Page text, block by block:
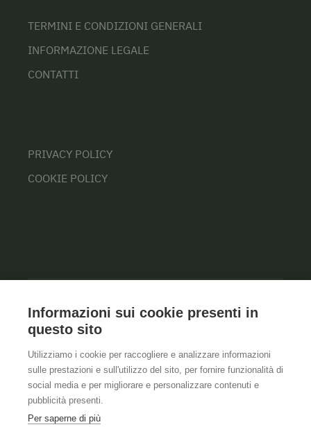
TERMINI E CONDIZIONI GENERALI
INFORMAZIONE LEGALE
CONTATTI
PRIVACY POLICY
COOKIE POLICY
Informazioni sui cookie presenti in
questo sito
Utilizziamo i cookie per raccogliere e analizzare informazioni
sulle prestazioni e sull'utilizzo del sito, per fornire funzionalità di
social media e per migliorare e personalizzare contenuti e
pubblicità presenti.
Per saperne di più